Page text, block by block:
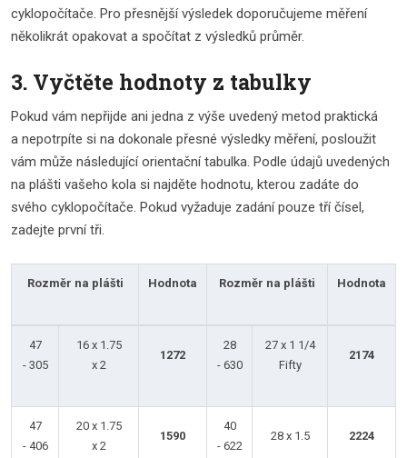
cyklopočítače. Pro přesnější výsledek doporučujeme měření
několikrát opakovat a spočítat z výsledků průměr.
3. Vyčtěte hodnoty z tabulky
Pokud vám nepřijde ani jedna z výše uvedený metod praktická
a nepotrpíte si na dokonale přesné výsledky měření, posloužit
vám může následující orientační tabulka. Podle údajů uvedených
na plášti vašeho kola si najděte hodnotu, kterou zadáte do
svého cyklopočítače. Pokud vyžaduje zadání pouze tří čísel,
zadejte první tři.
Rozměr na plášti Hodnota Rozměr na plášti Hodnota
47
- 305
16 x 1.75
x 2
1272
28
- 630
27 x 1 1/4
Fifty
2174
47
- 406
20 x 1.75
x 2
1590
40
- 622
28 x 1.5 2224